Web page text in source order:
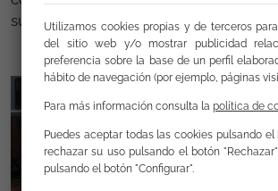
sus socios, socias y donantes.
Utilizamos cookies propias y de terceros
del sitio web y/o mostrar publicidad
preferencia sobre la base de un perfil
hábito de navegación (por ejemplo, páginas
Para más información consulta la política de
Puedes aceptar todas las cookies pulsando el
rechazar su uso pulsando el botón
pulsando el botón "Configurar".